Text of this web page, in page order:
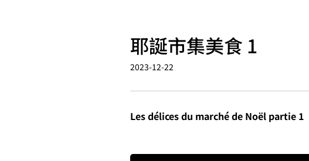
耶誕市集美食 1
2023-12-22
Les délices du marché de Noël partie 1